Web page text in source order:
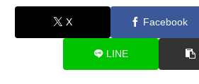
X Facebook
LINE